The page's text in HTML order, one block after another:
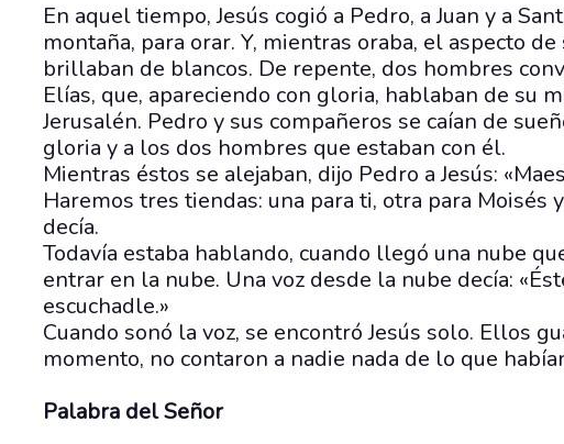
En aquel tiempo, Jesús cogió a Pedro, a Juan y a
montaña, para orar. Y, mientras oraba, el aspecto
brillaban de blancos. De repente, dos hombres
Elías, que, apareciendo con gloria, hablaban de su
Jerusalén. Pedro y sus compañeros se caían de
gloria y a los dos hombres que estaban con él.
Mientras éstos se alejaban, dijo Pedro a Jesús:
Haremos tres tiendas: una para ti, otra para Moisés
decía.
Todavía estaba hablando, cuando llegó una nube
entrar en la nube. Una voz desde la nube decía:
escuchadle.»
Cuando sonó la voz, se encontró Jesús solo. Ellos
momento, no contaron a nadie nada de lo que
Palabra del Señor